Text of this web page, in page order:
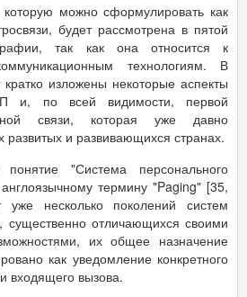
можно сформулировать как
будет рассмотрена в пятой
так как она относится к
технологиям. В
изложены некоторые аспекты
и, по всей видимости, первой
связи, которая уже давно
развитых и развивающихся странах.
"Система персонального
англоязычному термину "Paging" [35,
уже несколько поколений систем
существенно отличающихся своими
их общее назначение
как уведомление конкретного
входящего вызова.